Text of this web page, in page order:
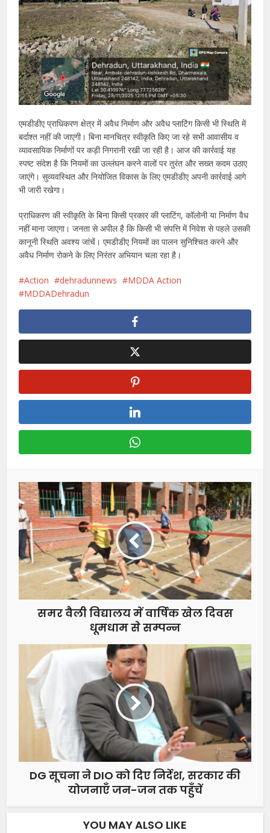
एमडीडीए प्राधिकरण क्षेत्र में अवैध निर्माण और अवैध प्लाटिंग किसी भी स्थिति में
बर्दाश्त नहीं की जाएगी। बिना मानचित्र स्वीकृति किए जा रहे सभी आवासीय व
व्यावसायिक निर्माणों पर कड़ी निगरानी रखी जा रही है। आज की कार्रवाई यह
स्पष्ट संदेश है कि नियमों का उल्लंघन करने वालों पर तुरंत और सख्त कदम उठाए
जाएंगे। सुव्यवस्थित और नियोजित विकास के लिए एमडीडीए अपनी कार्रवाई आगे
भी जारी रखेगा।
प्राधिकरण की स्वीकृति के बिना किसी प्रकार की प्लाटिंग, कॉलोनी या निर्माण वैध
नहीं माना जाएगा। जनता से अपील है कि किसी भी संपत्ति में निवेश से पहले उसकी
कानूनी स्थिति अवश्य जांचें। एमडीडीए नियमों का पालन सुनिश्चित करने और
अवैध निर्माण रोकने के लिए निरंतर अभियान चला रहा है।
Action dehradunnews
MDDA Action
MDDADehradun
समर वैली विद्यालय में वार्षिक खेल दिवस
धूमधाम से सम्पन्न
DG सूचना ने DIO को दिए निर्देश, सरकार की
योजनाएँ जन-जन तक पहुँचें
YOU MAY ALSO LIKE